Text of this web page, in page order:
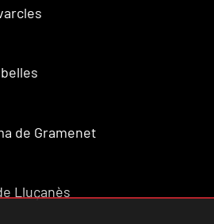
de Gramenet
Lluçanès